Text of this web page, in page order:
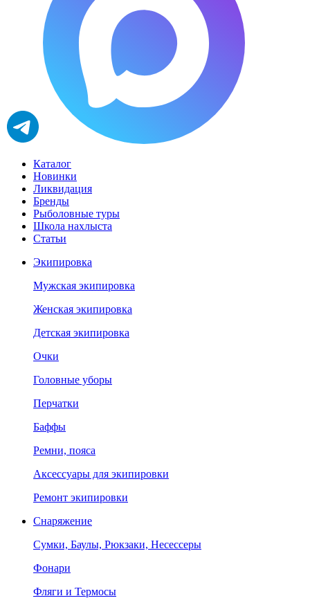
Каталог
Новинки
Ликвидация
Бренды
Рыболовные туры
Школа нахлыста
Статьи
Экипировка
Мужская экипировка
Женская экипировка
Детская экипировка
Очки
Головные уборы
Перчатки
Баффы
Ремни, пояса
Аксессуары для экипировки
Ремонт экипировки
Снаряжение
Сумки, Баулы, Рюкзаки, Несессеры
Фонари
Фляги и Термосы